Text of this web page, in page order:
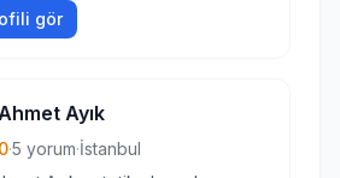
gör
Ayık
·5 yorum·İstanbul